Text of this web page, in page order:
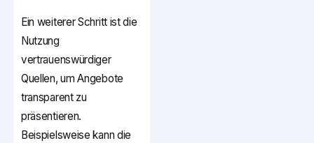
Ein weiterer Schritt ist die
Nutzung
vertrauenswürdiger
Quellen, um Angebote
transparent zu
präsentieren.
Beispielsweise kann die